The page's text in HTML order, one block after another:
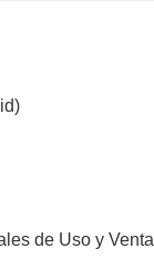
de Uso y Venta